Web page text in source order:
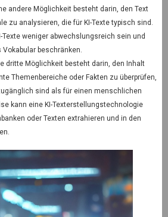
andere Möglichkeit besteht darin, den Text
zu analysieren, die für KI-Texte typisch sind.
Texte weniger abwechslungsreich sein und
beschränken.
dritte Möglichkeit besteht darin, den Inhalt
Themenbereiche oder Fakten zu überprüfen,
sind als für einen menschlichen
kann eine KI-Texterstellungstechnologie
oder Texten extrahieren und in den